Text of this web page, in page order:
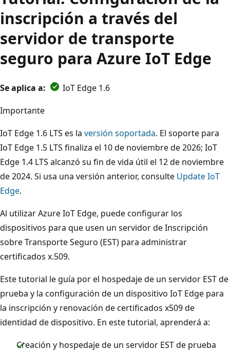
inscripción a través del
servidor de transporte
seguro para Azure IoT Edge
Se aplica a:
IoT Edge 1.6
Importante
IoT Edge 1.6 LTS es la versión soportada. El soporte para
IoT Edge 1.5 LTS finaliza el 10 de noviembre de 2026; IoT
Edge 1.4 LTS alcanzó su fin de vida útil el 12 de noviembre
de 2024. Si usa una versión anterior, consulte Update IoT
Edge.
Al utilizar Azure IoT Edge, puede configurar los
dispositivos para que usen un servidor de Inscripción
sobre Transporte Seguro (EST) para administrar
certificados x.509.
Este tutorial le guía por el hospedaje de un servidor EST de
prueba y la configuración de un dispositivo IoT Edge para
la inscripción y renovación de certificados x509 de
identidad de dispositivo. En este tutorial, aprenderá a:
Creación y hospedaje de un servidor EST de prueba